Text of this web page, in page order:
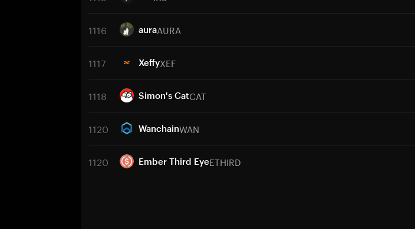
1116 auraAURA
1117 XeffyXEF
1118 Simon's CatCAT
1120 WanchainWAN
1120 Ember Third EyeETHIRD